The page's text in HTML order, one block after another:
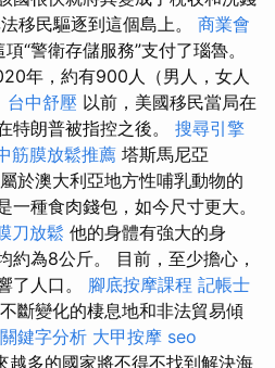
移民驅逐到這個島上。 商業會
“警衛存儲服務”支付了瑙魯。
年，約有900人（男人，女人
台中舒壓 以前，美國移民當局在
特朗普被指控之後。 搜尋引擎
筋膜放鬆推薦 塔斯馬尼亞
於澳大利亞地方性哺乳動物的
種食肉錢包，如今尺寸更大。
刀放鬆 他的身體有強大的身
約為8公斤。 目前，至少擔心，
了人口。 腳底按摩課程 記帳士
不斷變化的棲息地和非法貿易傾
鍵字分析 大甲按摩 seo
越多的國家將不得不找到解決海